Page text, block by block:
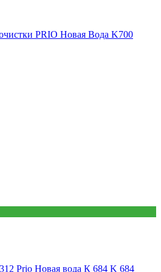
PRIO Новая Вода K700
Prio Новая вода К 684 K 684